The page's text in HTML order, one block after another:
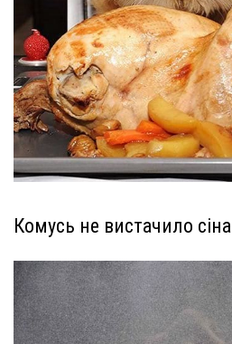
Комусь не вистачило сіна